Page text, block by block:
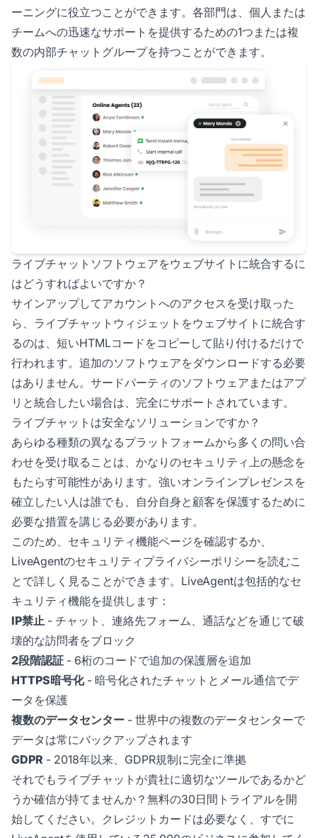
ーニングに役立つことができます。各部門は、個人または
チームへの迅速なサポートを提供するための1つまたは複
数の内部チャットグループを持つことができます。
ライブチャットソフトウェアをウェブサイトに統合するに
はどうすればよいですか？
サインアップしてアカウントへのアクセスを受け取った
ら、ライブチャットウィジェットをウェブサイトに統合す
るのは、短いHTMLコードをコピーして貼り付けるだけで
行われます。追加のソフトウェアをダウンロードする必要
はありません。サードパーティのソフトウェアまたはアプ
リと統合したい場合は、完全にサポートされています。
ライブチャットは安全なソリューションですか？
あらゆる種類の異なるプラットフォームから多くの問い合
わせを受け取ることは、かなりのセキュリティ上の懸念を
もたらす可能性があります。強いオンラインプレゼンスを
確立したい人は誰でも、自分自身と顧客を保護するために
必要な措置を講じる必要があります。
このため、セキュリティ機能ページを確認するか、
LiveAgentのセキュリティプライバシーポリシーを読むこ
とで詳しく見ることができます。LiveAgentは包括的なセ
キュリティ機能を提供します：
IP禁止 - チャット、連絡先フォーム、通話などを通じて破
壊的な訪問者をブロック
2段階認証 - 6桁のコードで追加の保護層を追加
HTTPS暗号化- 暗号化されたチャットとメール通信でデ
ータを保護
複数のデータセンター - 世界中の複数のデータセンターで
データは常にバックアップされます
GDPR - 2018年以来、GDPR規制に完全に準拠
それでもライブチャットが貴社に適切なツールであるかど
うか確信が持てませんか？無料の30日間トライアルを開
始してください。クレジットカードは必要なく、すでに